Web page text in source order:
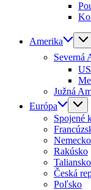
Amerika
Severná
Južná
Európa
Spojené
Nemecko
Rakúsko
Taliansko
Česká
Poľsko